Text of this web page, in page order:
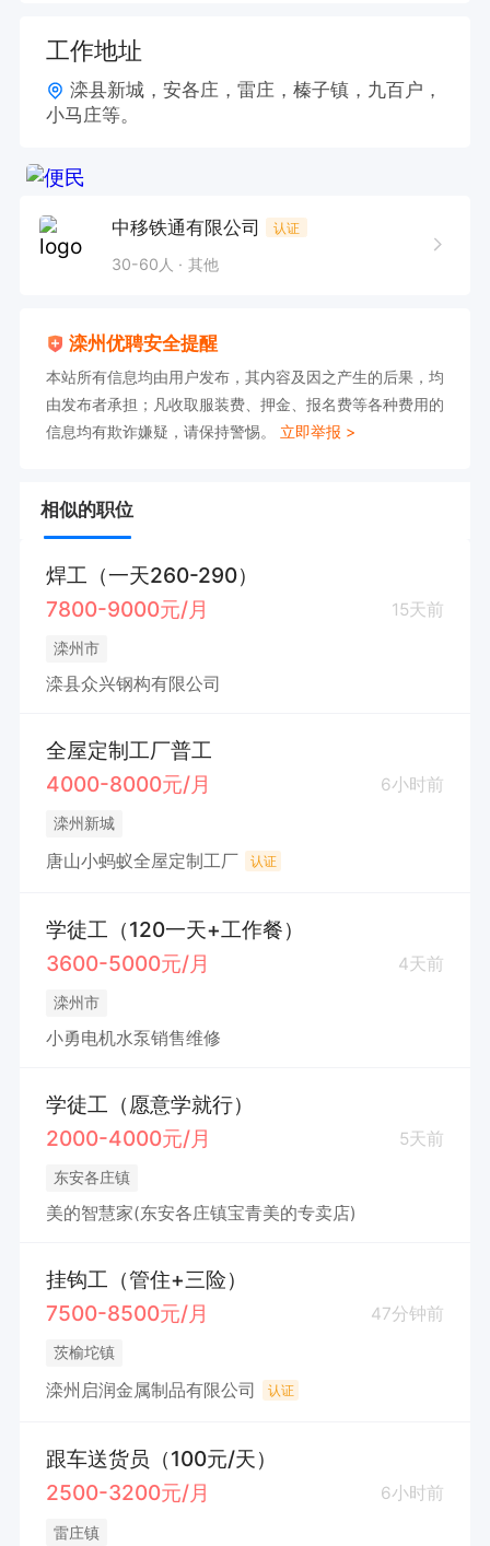
工作地址
滦县新城，安各庄，雷庄，榛子镇，九百户，
小马庄等。
中移铁通有限公司 认证
30-60人 其他
滦州优聘安全提醒
本站所有信息均由用户发布，其内容及因之产生的后果，均
由发布者承担；凡收取服装费、押金、报名费等各种费用的
信息均有欺诈嫌疑，请保持警惕。 立即举报 >
相似的职位
焊工（一天260-290）
7800-9000元/月
15天前
滦州市
滦县众兴钢构有限公司
全屋定制工厂普工
4000-8000元/月
6小时前
滦州新城
唐山小蚂蚁全屋定制工厂 认证
学徒工（120一天+工作餐）
3600-5000元/月
4天前
滦州市
小勇电机水泵销售维修
学徒工（愿意学就行）
2000-4000元/月
5天前
东安各庄镇
美的智慧家(东安各庄镇宝青美的专卖店)
挂钩工（管住+三险）
7500-8500元/月
47分钟前
茨榆坨镇
滦州启润金属制品有限公司 认证
跟车送货员（100元/天）
2500-3200元/月
6小时前
雷庄镇